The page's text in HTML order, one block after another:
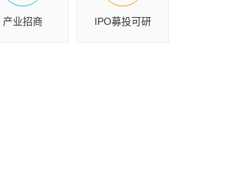
产业招商 IPO募投可研